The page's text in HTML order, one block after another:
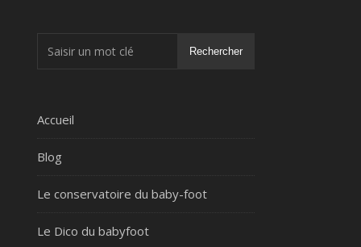
Rechercher
Accueil
Blog
Le conservatoire du baby-foot
Le Dico du babyfoot